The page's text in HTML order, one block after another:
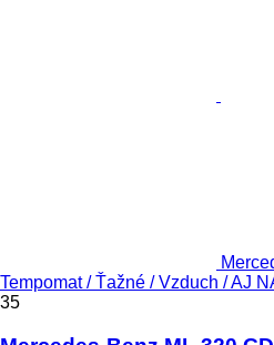
Tempomat / Ťažné / Vzduch / AJ
35